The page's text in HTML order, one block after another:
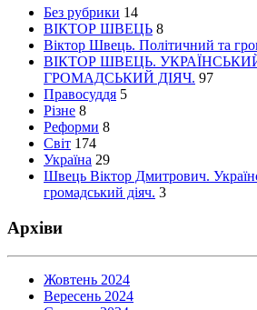
Без рубрики 14
ВІКТОР ШВЕЦЬ 8
Віктор Швець. Політичний та
ВІКТОР ШВЕЦЬ.
ГРОМАДСЬКИЙ ДІЯЧ. 97
Правосуддя 5
Різне 8
Реформи 8
Світ 174
Україна 29
Швець Віктор Дмитрович.
громадський діяч. 3
Архіви
Жовтень 2024
Вересень 2024